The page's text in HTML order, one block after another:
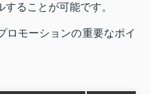
ることが可能です。
ロモーションの重要なポイ